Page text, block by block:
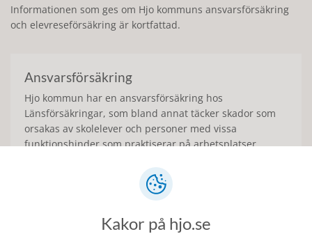
Informationen som ges om Hjo kommuns ansvarsförsäkring
och elevreseförsäkring är kortfattad.
Ansvarsförsäkring
Hjo kommun har en ansvarsförsäkring hos
Länsförsäkringar, som bland annat täcker skador som
orsakas av skolelever och personer med vissa
funktionshinder som praktiserar på arbetsplatser.
Tjänstereseförsäkring
gäller för Anställda, praktikanter, förtroendevalda,
Kakor på hjo.se